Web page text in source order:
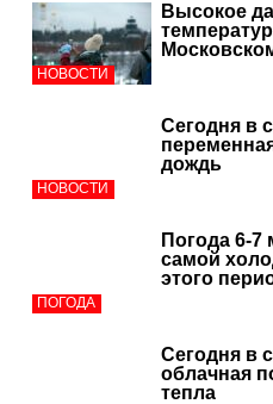
НОВОСТИ
Высокое
НОВОСТИ
Сегодня в
дождь
ПОГОДА
Погода 6-7
самой
этого
Сегодня в
облачная
тепла